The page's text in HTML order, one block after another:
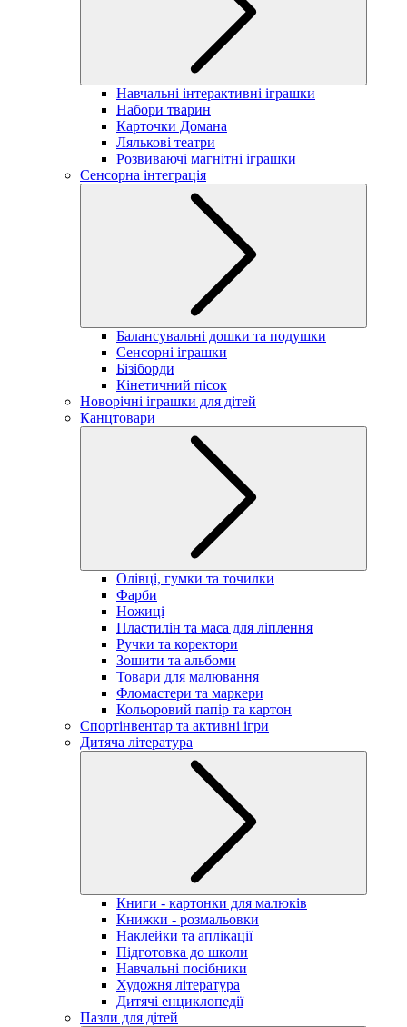
Навчальні інтерактивні іграшки
Набори тварин
Карточки Домана
Лялькові театри
Розвиваючі магнітні іграшки
Сенсорна інтеграція
Балансувальні дошки та подушки
Сенсорні іграшки
Бізіборди
Кінетичний пісок
Новорічні іграшки для дітей
Канцтовари
Олівці, гумки та точилки
Фарби
Ножиці
Пластилін та маса для ліплення
Ручки та коректори
Зошити та альбоми
Товари для малювання
Фломастери та маркери
Кольоровий папір та картон
Спортінвентар та активні ігри
Дитяча література
Книги - картонки для малюків
Книжки - розмальовки
Наклейки та аплікації
Підготовка до школи
Навчальні посібники
Художня література
Дитячі енциклопедії
Пазли для дітей